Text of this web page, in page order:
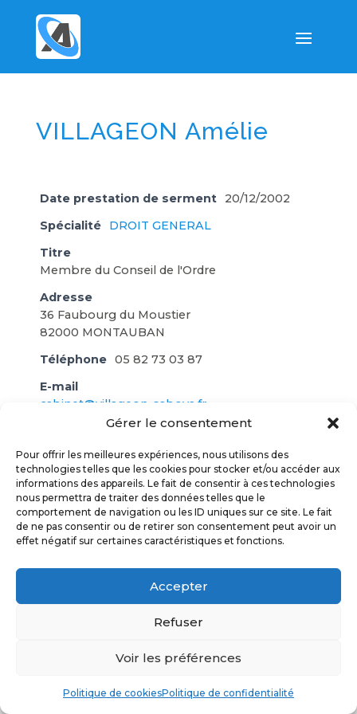
Gérer le consentement
Pour offrir les meilleures expériences, nous utilisons des
technologies telles que les cookies pour stocker et/ou accéder aux
informations des appareils. Le fait de consentir à ces technologies
nous permettra de traiter des données telles que le
comportement de navigation ou les ID uniques sur ce site. Le fait
de ne pas consentir ou de retirer son consentement peut avoir un
effet négatif sur certaines caractéristiques et fonctions.
Accepter
Refuser
Voir les préférences
Politique de cookiesPolitique de confidentialité
VILLAGEON Amélie
Date prestation de serment
20/12/2002
Spécialité
DROIT GENERAL
Titre
Membre du Conseil de l'Ordre
Adresse
36 Faubourg du Moustier
82000 MONTAUBAN
Téléphone 05 82 73 03 87
E-mail
cabinet@villageon-saboya.fr
© 2017
POLITIQUE DE CONFIDENTIALITÉ
MENTIONS LÉGALES